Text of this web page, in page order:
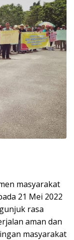
masyarakat
21 Mei 2022
rasa
aman dan
masyarakat